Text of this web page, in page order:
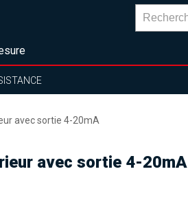
avec sortie 4-20mA
avec sortie 4-20mA